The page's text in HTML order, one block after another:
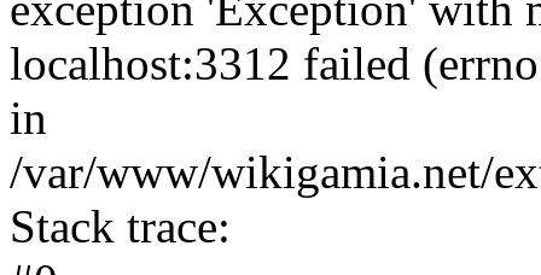
localhost:3312 failed
in
/var/www/wikigamia.net/
Stack trace: